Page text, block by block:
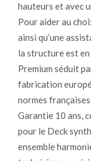
hauteurs et avec
Pour aider au
ainsi qu’une
la structure est
Premium séduit
fabrication
normes
Garantie 10 ans,
pour le Deck
ensemble